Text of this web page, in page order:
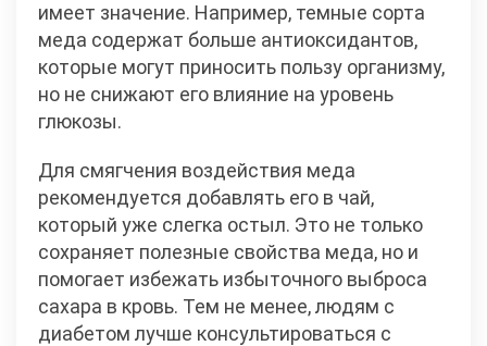
имеет значение. Например, темные сорта
меда содержат больше антиоксидантов,
которые могут приносить пользу организму,
но не снижают его влияние на уровень
глюкозы.
Для смягчения воздействия меда
рекомендуется добавлять его в чай,
который уже слегка остыл. Это не только
сохраняет полезные свойства меда, но и
помогает избежать избыточного выброса
сахара в кровь. Тем не менее, людям с
диабетом лучше консультироваться с